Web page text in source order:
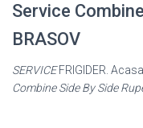
Service
BRASOV
SERVICEFRIGIDER.
Combine Side By Side